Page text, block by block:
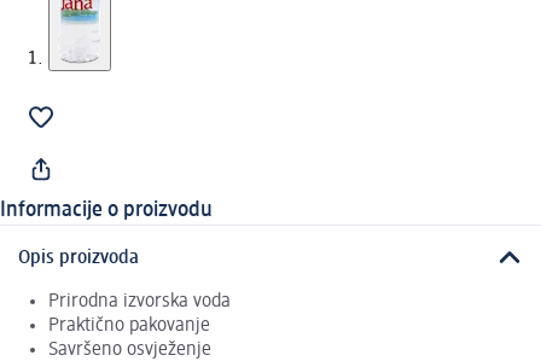
Informacije o proizvodu
Opis proizvoda
Prirodna izvorska voda
Praktično pakovanje
Savršeno osvježenje